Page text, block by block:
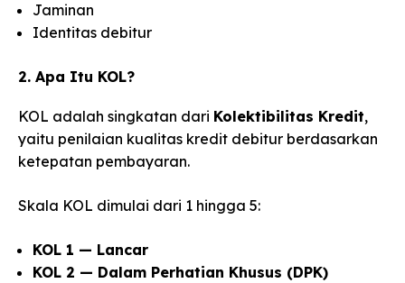
Jaminan
Identitas debitur
2. Apa Itu KOL?
KOL adalah singkatan dari Kolektibilitas Kredit,
yaitu penilaian kualitas kredit debitur berdasarkan
ketepatan pembayaran.
Skala KOL dimulai dari 1 hingga 5:
KOL 1 — Lancar
KOL 2 — Dalam Perhatian Khusus (DPK)